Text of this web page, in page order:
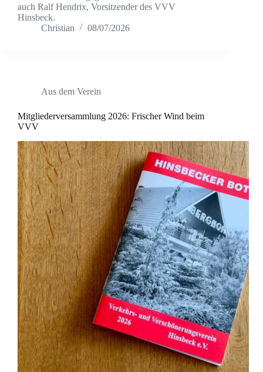
auch Ralf Hendrix, Vorsitzender des VVV
Hinsbeck.
Christian
08/07/2026
Aus dem Verein
Mitgliederversammlung 2026: Frischer Wind beim
VVV